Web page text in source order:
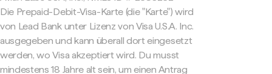
Die Prepaid-Debit-Visa-Karte (die "Karte") wird
von Lead Bank unter Lizenz von Visa U.S.A. Inc.
ausgegeben und kann überall dort eingesetzt
werden, wo Visa akzeptiert wird. Du musst
mindestens 18 Jahre alt sein, um einen Antrag